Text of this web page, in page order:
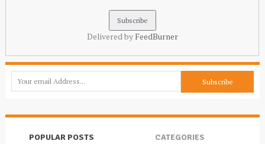
Delivered by FeedBurner
POPULAR POSTS CATEGORIES